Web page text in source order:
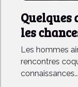
Quelques
les
rencontre
Les hommes
rencontres